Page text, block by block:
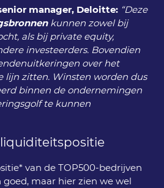
manager, Deloitte: “Deze
kunnen zowel bij
als bij private equity,
investeerders. Bovendien
over het
lijn zitten. Winsten worden dus
binnen de ondernemingen
te kunnen
van de TOP500-bedrijven
maar hier zien we wel